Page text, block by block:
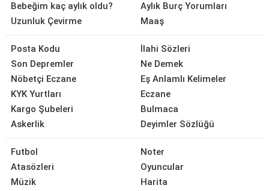
Bebeğim kaç aylık oldu?
Uzunluk Çevirme
Aylık Burç Yorumları
Maaş
Posta Kodu
Son Depremler
Nöbetçi Eczane
KYK Yurtları
Kargo Şubeleri
Askerlik
İlahi Sözleri
Ne Demek
Eş Anlamlı Kelimeler
Eczane
Bulmaca
Deyimler Sözlüğü
Futbol
Atasözleri
Müzik
Noter
Oyuncular
Harita